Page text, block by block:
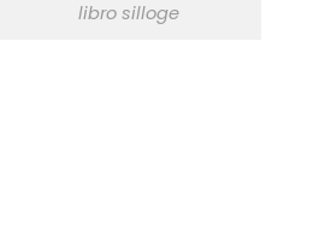
libro silloge